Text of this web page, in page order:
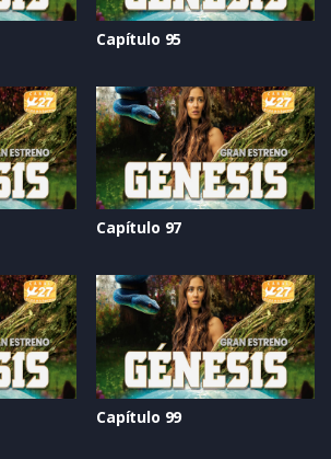
Capítulo 95
Capítulo 97
Capítulo 99